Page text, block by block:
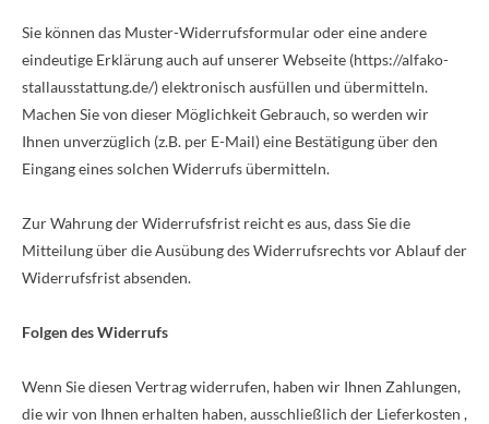
Sie können das Muster-Widerrufsformular oder eine andere
eindeutige Erklärung auch auf unserer Webseite (https://alfako-
stallausstattung.de/) elektronisch ausfüllen und übermitteln.
Machen Sie von dieser Möglichkeit Gebrauch, so werden wir
Ihnen unverzüglich (z.B. per E-Mail) eine Bestätigung über den
Eingang eines solchen Widerrufs übermitteln.
Zur Wahrung der Widerrufsfrist reicht es aus, dass Sie die
Mitteilung über die Ausübung des Widerrufsrechts vor Ablauf der
Widerrufsfrist absenden.
Folgen des Widerrufs
Wenn Sie diesen Vertrag widerrufen, haben wir Ihnen Zahlungen,
die wir von Ihnen erhalten haben, ausschließlich der Lieferkosten ,